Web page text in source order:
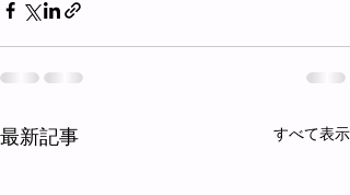
最新記事 すべて表示